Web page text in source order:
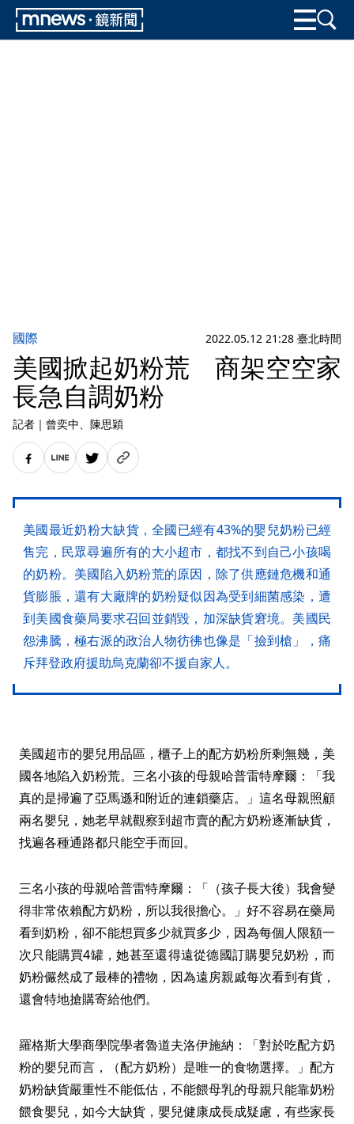
國際 2022.05.12 21:28 臺北時間
美國掀起奶粉荒 商架空空家
長急自調奶粉
記者 ｜ 曾奕中、陳思穎
美國最近奶粉大缺貨，全國已經有43%的嬰兒奶粉已經
售完，民眾尋遍所有的大小超市，都找不到自己小孩喝
的奶粉。美國陷入奶粉荒的原因，除了供應鏈危機和通
貨膨脹，還有大廠牌的奶粉疑似因為受到細菌感染，遭
到美國食藥局要求召回並銷毀，加深缺貨窘境。美國民
怨沸騰，極右派的政治人物彷彿也像是「撿到槍」，痛
斥拜登政府援助烏克蘭卻不援自家人。
美國超市的嬰兒用品區，櫃子上的配方奶粉所剩無幾，美
國各地陷入奶粉荒。三名小孩的母親哈普雷特摩爾：「我
真的是掃遍了亞馬遜和附近的連鎖藥店。」這名母親照顧
兩名嬰兒，她老早就觀察到超市賣的配方奶粉逐漸缺貨，
找遍各種通路都只能空手而回。
三名小孩的母親哈普雷特摩爾：「（孩子長大後）我會變
得非常依賴配方奶粉，所以我很擔心。」好不容易在藥局
看到奶粉，卻不能想買多少就買多少，因為每個人限額一
次只能購買4罐，她甚至還得遠從德國訂購嬰兒奶粉，而
奶粉儼然成了最棒的禮物，因為遠房親戚每次看到有貨，
還會特地搶購寄給他們。
羅格斯大學商學院學者魯道夫洛伊施納：「對於吃配方奶
粉的嬰兒而言，（配方奶粉）是唯一的食物選擇。」配方
奶粉缺貨嚴重性不能低估，不能餵母乳的母親只能靠奶粉
餵食嬰兒，如今大缺貨，嬰兒健康成長成疑慮，有些家長